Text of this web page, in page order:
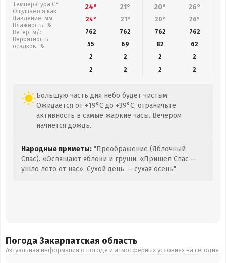
Температура С°
Ощущается как
Давление, мм
Влажность, %
Ветер, м/с
Вероятность
осадков, %
24° 21° 20° 26°
24° 21° 20° 26°
762
762 762 762
55
69 82 62
2
2 2
2
2
2 2 2
Большую часть дня небо будет чистым.
Ожидается от +19°C до +39°C, ограничьте
активность в самые жаркие часы. Вечером
начнется дождь.
Народные приметы: "Преображение (Яблочный
Спас). «Освящают яблоки и груши. «Пришел Спас —
ушло лето от нас». Сухой день — сухая осень"
Погода Закарпатская область
Актуальная информация о погоде и атмосферных условиях на сегодня